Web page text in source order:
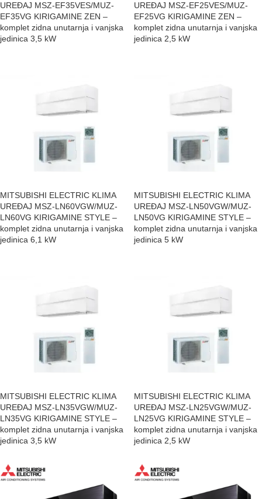
UREĐAJ MSZ-EF35VES/MUZ-
EF35VG KIRIGAMINE ZEN –
komplet zidna unutarnja i vanjska
jedinica 3,5 kW
UREĐAJ MSZ-EF25VES/MUZ-
EF25VG KIRIGAMINE ZEN –
komplet zidna unutarnja i vanjska
jedinica 2,5 kW
MITSUBISHI ELECTRIC KLIMA
UREĐAJ MSZ-LN60VGW/MUZ-
LN60VG KIRIGAMINE STYLE –
komplet zidna unutarnja i vanjska
jedinica 6,1 kW
MITSUBISHI ELECTRIC KLIMA
UREĐAJ MSZ-LN50VGW/MUZ-
LN50VG KIRIGAMINE STYLE –
komplet zidna unutarnja i vanjska
jedinica 5 kW
MITSUBISHI ELECTRIC KLIMA
UREĐAJ MSZ-LN35VGW/MUZ-
LN35VG KIRIGAMINE STYLE –
komplet zidna unutarnja i vanjska
jedinica 3,5 kW
MITSUBISHI ELECTRIC KLIMA
UREĐAJ MSZ-LN25VGW/MUZ-
LN25VG KIRIGAMINE STYLE –
komplet zidna unutarnja i vanjska
jedinica 2,5 kW